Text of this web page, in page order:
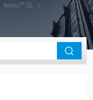
festo产品 FESTO端板组